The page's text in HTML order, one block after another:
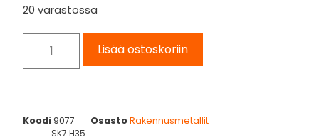
20 varastossa
Lisää ostoskoriin
Koodi9077 OsastoRakennusmetallit
SK7 H35